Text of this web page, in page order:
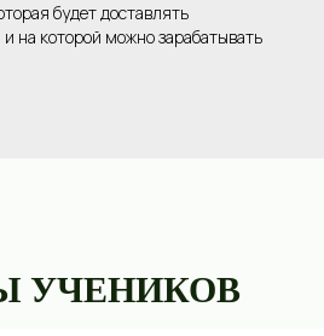
будет доставлять
на которой можно зарабатывать
УЧЕНИКОВ